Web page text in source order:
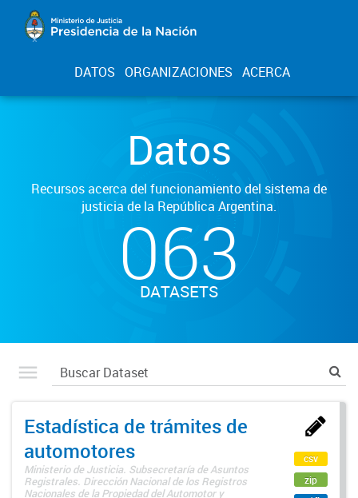
DATOS ORGANIZACIONES ACERCA
Datos
Recursos acerca del funcionamiento del sistema de
justicia de la República Argentina.
063
DATASETS
Estadística de trámites de
automotores
Ministerio de Justicia. Subsecretaría de Asuntos
Registrales. Dirección Nacional de los Registros
Nacionales de la Propiedad del Automotor y
csv
zip